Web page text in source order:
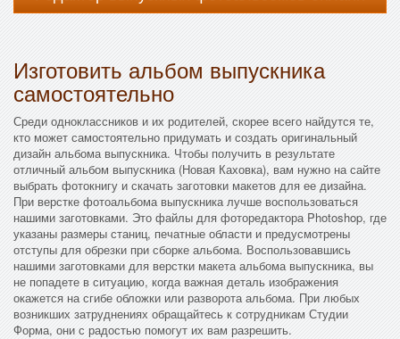
Изготовить альбом выпускника
самостоятельно
Среди одноклассников и их родителей, скорее всего найдутся те,
кто может самостоятельно придумать и создать оригинальный
дизайн альбома выпускника. Чтобы получить в результате
отличный альбом выпускника (Новая Каховка), вам нужно на сайте
выбрать фотокнигу и скачать заготовки макетов для ее дизайна.
При верстке фотоальбома выпускника лучше воспользоваться
нашими заготовками. Это файлы для фоторедактора Photoshop, где
указаны размеры станиц, печатные области и предусмотрены
отступы для обрезки при сборке альбома. Воспользовавшись
нашими заготовками для верстки макета альбома выпускника, вы
не попадете в ситуацию, когда важная деталь изображения
окажется на сгибе обложки или разворота альбома. При любых
возникших затруднениях обращайтесь к сотрудникам Студии
Форма, они с радостью помогут их вам разрешить.